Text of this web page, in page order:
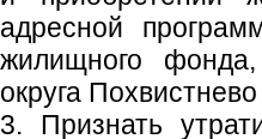
адресной
жилищного фонда,
округа
3. Признать